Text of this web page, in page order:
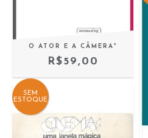
O ATOR E A CÂMERA*
R$59,00
SEM
ESTOQUE